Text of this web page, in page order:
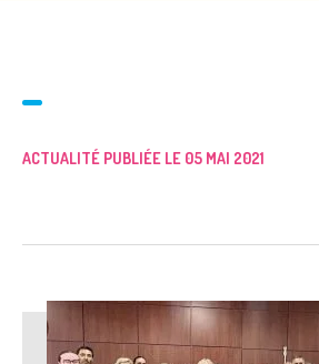
ACTUALITÉ PUBLIÉE LE 05 MAI 2021